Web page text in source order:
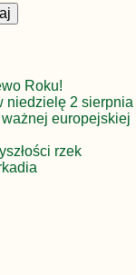
Roku!
niedzielę 2 sierpnia
europejskiej
rzek